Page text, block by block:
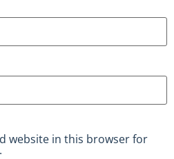
website in this browser for